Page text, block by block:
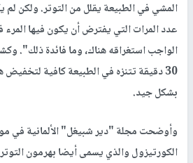
المشي في الطبيعة يقلل من التوتر. ولكن
عدد المرات التي يفترض أن يكون فيها
30 دقيقة تتنزه في الطبيعة كافية لتخفيض
بشكل جيد.
وأوضحت مجلة "دير شبيغل" الألمانية في
الكورتيزول والذي يسمى أيضا بهرمون